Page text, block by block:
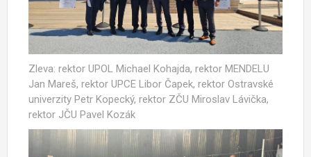
Zleva: rektor UPOL Michael Kohajda, rektor MENDELU
Jan Mareš, rektor UPCE Libor Čapek, rektor Ostravské
univerzity Petr Kopecký, rektor ZČU Miroslav Lávička,
rektor JČU Pavel Kozák